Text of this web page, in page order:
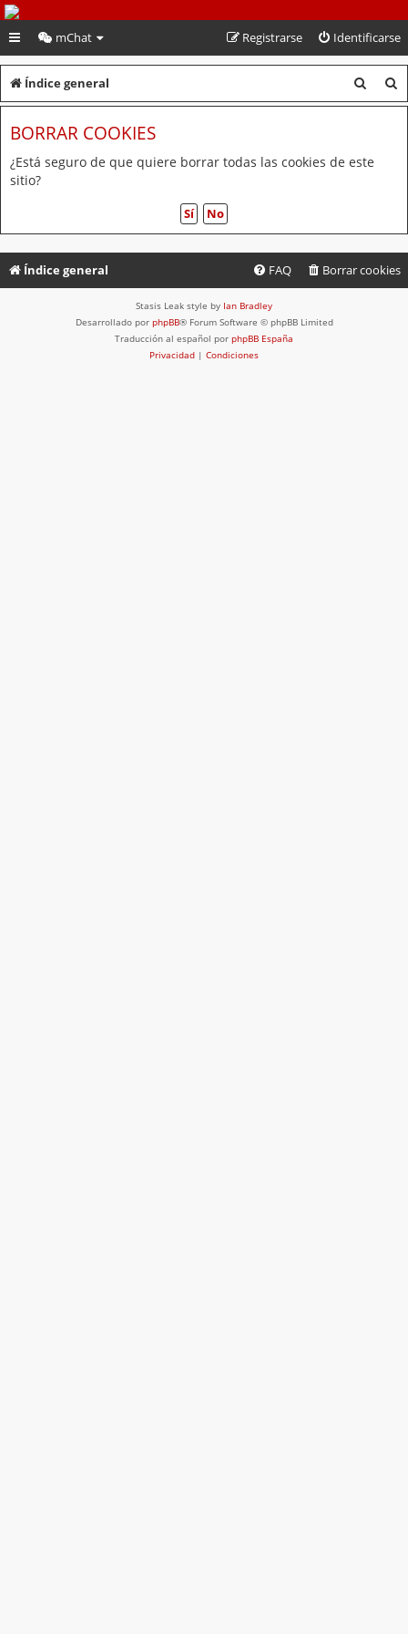
PeruVoley.com
mChat Identificarse
Registrarse
Índice general
u
u
c
BORRAR COOKIES
¿Está seguro de que quiere borrar todas las cookies de este
sitio?
Índice general Borrar cookies
FAQ
Stasis Leak style by Ian Bradley
Desarrollado por phpBB® Forum Software © phpBB Limited
Traducción al español por phpBB España
Privacidad | Condiciones